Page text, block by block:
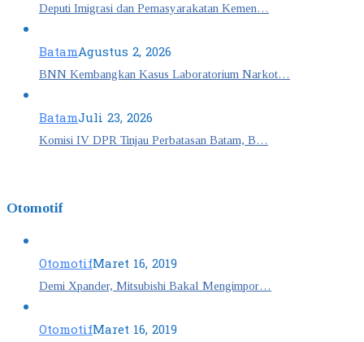
Deputi Imigrasi dan Pemasyarakatan Kemen…
BatamAgustus 2, 2026
BNN Kembangkan Kasus Laboratorium Narkot…
BatamJuli 23, 2026
Komisi IV DPR Tinjau Perbatasan Batam, B…
Otomotif
OtomotifMaret 16, 2019
Demi Xpander, Mitsubishi Bakal Mengimpor…
OtomotifMaret 16, 2019